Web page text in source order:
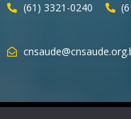
(61) 3321-0240